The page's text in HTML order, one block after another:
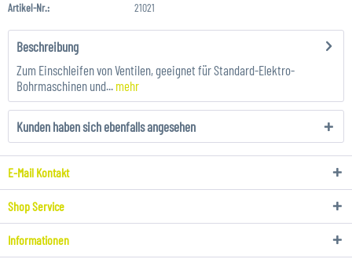
Artikel-Nr.: 21021
Beschreibung
Zum Einschleifen von Ventilen, geeignet für Standard-Elektro-
Bohrmaschinen und... mehr
Kunden haben sich ebenfalls angesehen
E-Mail Kontakt
Shop Service
Informationen